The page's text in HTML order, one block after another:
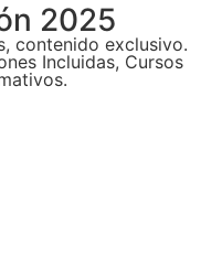
2025
contenido exclusivo.
Incluidas, Cursos